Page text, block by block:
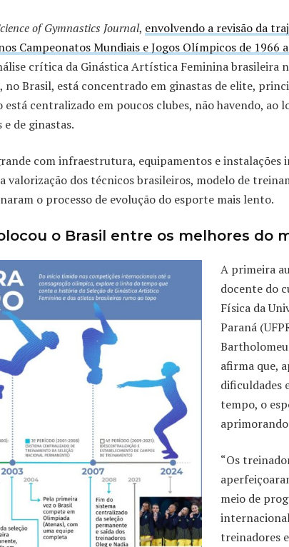
of Gymnastics Journal, envolvendo a revisão da
Campeonatos Mundiais e Jogos Olímpicos de 1966
crítica da Ginástica Artística Feminina brasileira
Brasil, está concentrado em ginastas de elite,
centralizado em poucos clubes, não havendo, ao
de ginastas.
com infraestrutura, equipamentos e instalações
valorização dos técnicos brasileiros, modelo de
o processo de evolução do esporte mais lento.
o Brasil entre os melhores do
A primeira
docente do
Física da
Paraná
afirma que,
dificuldades
tempo, o
“Os
meio de
treinadores